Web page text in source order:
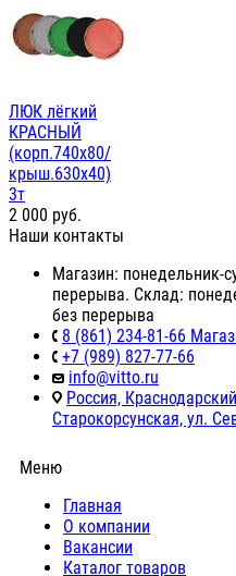
ЛЮК лёгкий
КРАСНЫЙ
(корп.740х80/
крыш.630х40)
3т
2 000 руб.
Наши контакты
Магазин: понедельник-
перерыва. Склад:
без перерыва
8 (861) 234-81-66
+7 (989) 827-77-66
info@vitto.ru
Россия,
Старокорсунская, ул.
Меню
Главная
О компании
Вакансии
Каталог товаров